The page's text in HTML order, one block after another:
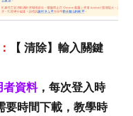
【 清除】輸入關鍵
者資料，每次登入時
要時間下載，教學時